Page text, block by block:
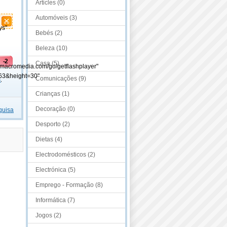
go/getflashplayer"
-2
,
Articles (0)
Automóveis (3)
Bebés (2)
Beleza (10)
Casa (5)
Comunicações (9)
Crianças (1)
Decoração (0)
Desporto (2)
Dietas (4)
Electrodomésticos (2)
Electrónica (5)
Emprego - Formação (8)
Informática (7)
Jogos (2)